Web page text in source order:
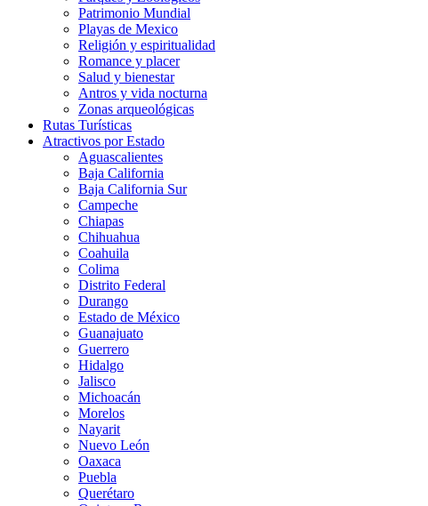
Patrimonio Mundial
Playas de Mexico
Religión y espiritualidad
Romance y placer
Salud y bienestar
Antros y vida nocturna
Zonas arqueológicas
Rutas Turísticas
Atractivos por Estado
Aguascalientes
Baja California
Baja California Sur
Campeche
Chiapas
Chihuahua
Coahuila
Colima
Distrito Federal
Durango
Estado de México
Guanajuato
Guerrero
Hidalgo
Jalisco
Michoacán
Morelos
Nayarit
Nuevo León
Oaxaca
Puebla
Querétaro